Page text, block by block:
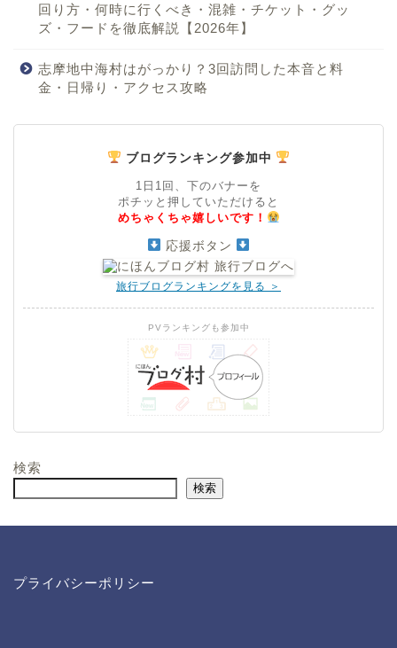
回り方・何時に行くべき・混雑・チケット・グッ
ズ・フードを徹底解説【2026年】
志摩地中海村はがっかり？3回訪問した本音と料
金・日帰り・アクセス攻略
ブログランキング参加中
1日1回、下のバナーを
ポチッと押していただけると
めちゃくちゃ嬉しいです！
応援ボタン
旅行ブログランキングを見る ＞
PVランキングも参加中
検索
検索
プライバシーポリシー